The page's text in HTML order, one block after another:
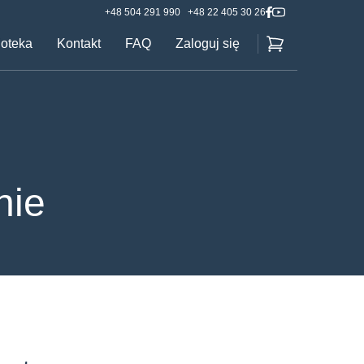
+48 504 291 990 +48 22 405 30 26
Kontakt FAQ Zaloguj się